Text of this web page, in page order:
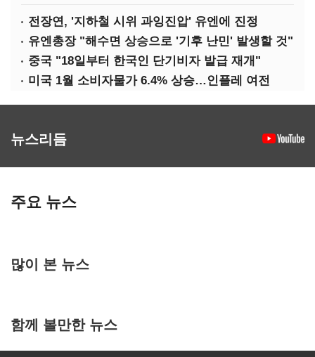
전장연, '지하철 시위 과잉진압' 유엔에 진정
유엔총장 "해수면 상승으로 '기후 난민' 발생할 것"
중국 "18일부터 한국인 단기비자 발급 재개"
미국 1월 소비자물가 6.4% 상승…인플레 여전
뉴스리듬
주요 뉴스
많이 본 뉴스
함께 볼만한 뉴스